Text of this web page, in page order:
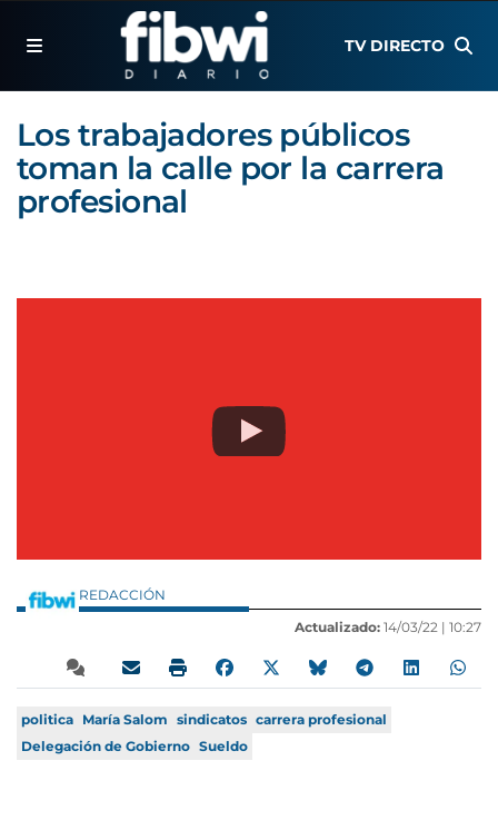
TV DIRECTO
Los trabajadores públicos
toman la calle por la carrera
profesional
REDACCIÓN
Actualizado: 14/03/22 | 10:27
politica María Salom sindicatos carrera profesional
Delegación de Gobierno Sueldo